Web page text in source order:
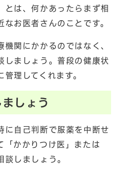
とは、何かあったらまず相
お医者さんのことです。
機関にかかるのではなく、
しましょう。普段の健康状
理してくれます。
しょう
に自己判断で服薬を中断せ
「かかりつけ医」または
談しましょう。